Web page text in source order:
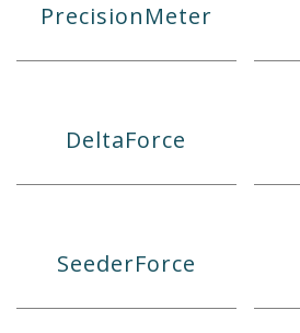
PrecisionMeter
DeltaForce
SeederForce